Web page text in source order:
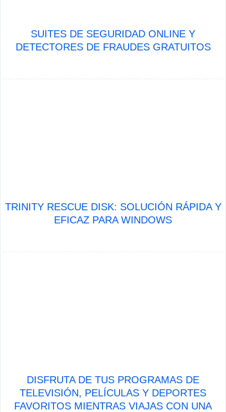
SUITES DE SEGURIDAD ONLINE Y
DETECTORES DE FRAUDES GRATUITOS
TRINITY RESCUE DISK: SOLUCIÓN RÁPIDA Y
EFICAZ PARA WINDOWS
DISFRUTA DE TUS PROGRAMAS DE
TELEVISIÓN, PELÍCULAS Y DEPORTES
FAVORITOS MIENTRAS VIAJAS CON UNA